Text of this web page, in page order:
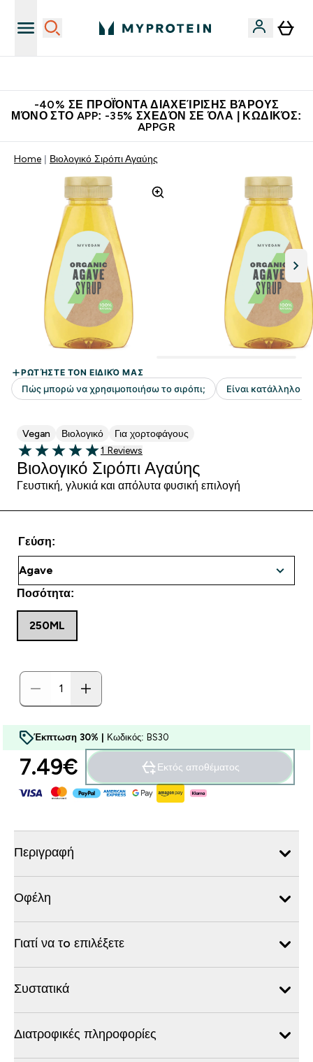
-40% ΣΕ ΠΡΟΪΌΝΤΑ ΔΙΑΧΕΊΡΙΣΗΣ ΒΆΡΟΥΣ
ΜΌΝΟ ΣΤΟ APP: -35% ΣΧΕΔΌΝ ΣΕ ΌΛΑ | ΚΩΔΙΚΌΣ:
APPGR
Home Βιολογικό Σιρόπι Αγαύης
Vegan Βιολογικό Για χορτοφάγους
5 out of 5 stars
1 customer reviews
1 Reviews
Βιολογικό Σιρόπι Αγαύης
Γευστική, γλυκιά και απόλυτα φυσική επιλογή
Γεύση:
Ποσότητα:
250ML
Έκπτωση 30% | Κωδικός: BS30
7.49€‎ Εκτός αποθέματος
Περιγραφή
Οφέλη
Γιατί να τo επιλέξετε
Συστατικά
Διατροφικές πληροφορίες